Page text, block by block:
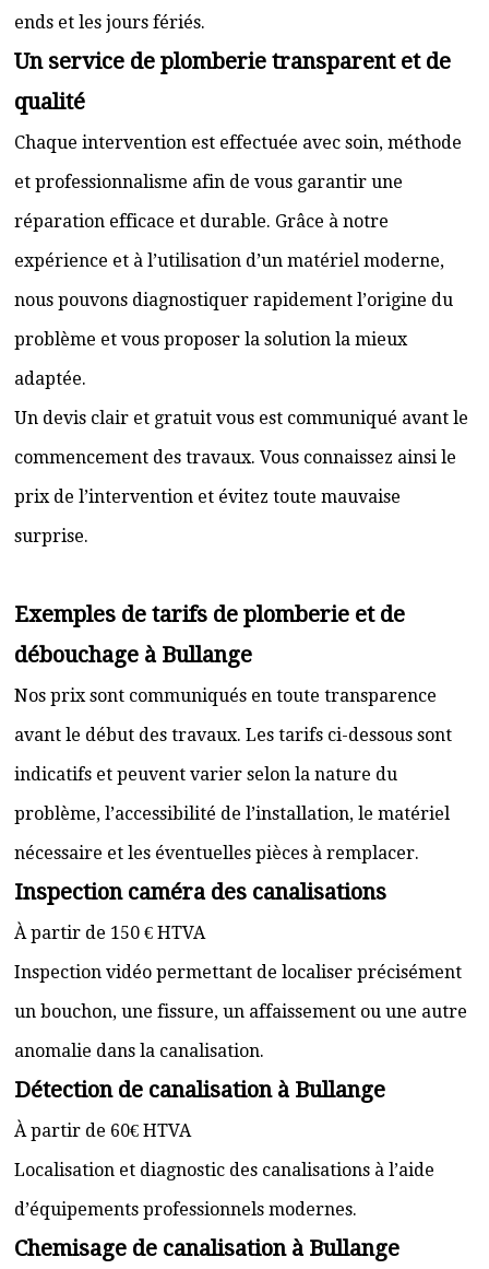
ends et les jours fériés.
Un service de plomberie transparent et de
qualité
Chaque intervention est effectuée avec soin, méthode
et professionnalisme afin de vous garantir une
réparation efficace et durable. Grâce à notre
expérience et à l’utilisation d’un matériel moderne,
nous pouvons diagnostiquer rapidement l’origine du
problème et vous proposer la solution la mieux
adaptée.
Un devis clair et gratuit vous est communiqué avant le
commencement des travaux. Vous connaissez ainsi le
prix de l’intervention et évitez toute mauvaise
surprise.
Exemples de tarifs de plomberie et de
débouchage à Bullange
Nos prix sont communiqués en toute transparence
avant le début des travaux. Les tarifs ci-dessous sont
indicatifs et peuvent varier selon la nature du
problème, l’accessibilité de l’installation, le matériel
nécessaire et les éventuelles pièces à remplacer.
Inspection caméra des canalisations
À partir de 150 € HTVA
Inspection vidéo permettant de localiser précisément
un bouchon, une fissure, un affaissement ou une autre
anomalie dans la canalisation.
Détection de canalisation à Bullange
À partir de 60€ HTVA
Localisation et diagnostic des canalisations à l’aide
d’équipements professionnels modernes.
Chemisage de canalisation à Bullange